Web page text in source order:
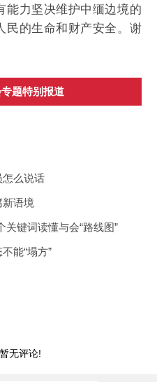
能力坚决维护中缅边境的
民的生命和财产安全。谢
题特别报道
怎么说话
新语境
键词读懂与会“路线图”
能“塌方”
无评论!